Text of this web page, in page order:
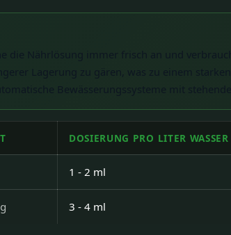
die Nährlösung immer frisch an und
Lagerung zu gären, was zu einem
Bewässerungssysteme mit
DOSIERUNG PRO LITER WASSER
1 - 2 ml
3 - 4 ml